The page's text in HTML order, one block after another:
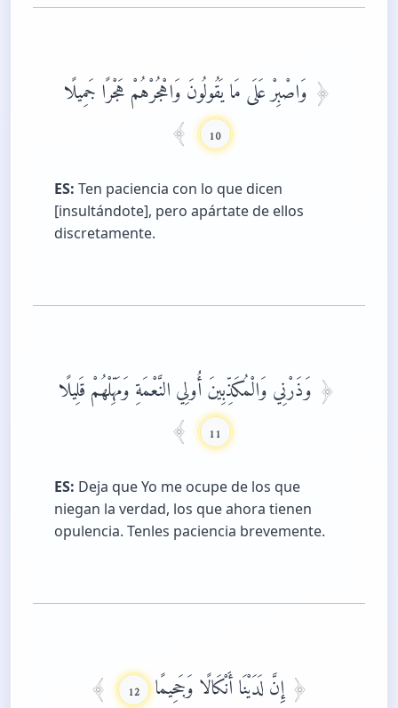
وَاصْبِرْ عَلَى مَا يَقُولُونَ وَاهْجُرْهُمْ هَجْرًا جَمِيلًا
10
ES: Ten paciencia con lo que dicen
[insultándote], pero apártate de ellos
discretamente.
وَذَرْنِي وَالْمُكَذِّبِينَ أُولِي النَّعْمَةِ وَمَهِّلْهُمْ قَلِيلًا
11
ES: Deja que Yo me ocupe de los que
niegan la verdad, los que ahora tienen
opulencia. Tenles paciencia brevemente.
إِنَّ لَدَيْنَا أَنْكَالًا وَجَحِيمًا 12